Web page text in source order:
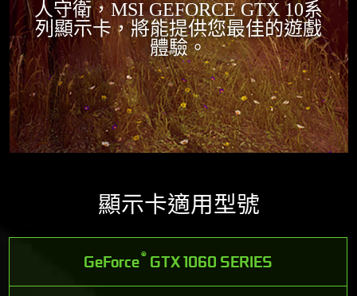
人守衛，MSI GEFORCE GTX 10系
列顯示卡，將能提供您最佳的遊戲
體驗。
顯示卡適用型號
GeForce® GTX 1060 SERIES